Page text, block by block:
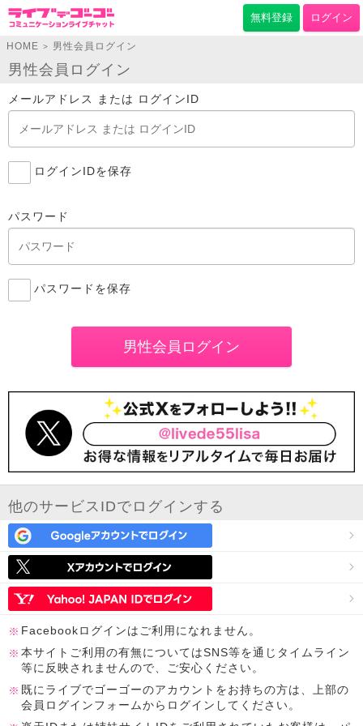
無料登録 ログイン
HOME > 男性会員ログイン
男性会員ログイン
メールアドレス または ログインID
ログインIDを保存
パスワード
パスワードを保存
他のサービスIDでログインする
Facebookログインはご利用になれません。
本サイトご利用の有無についてはSNS等を通じタイムライン
等に反映されませんので、ご安心ください。
既にライブでゴーゴーのアカウントをお持ちの方は、上部の
会員ログインフォームからログインしてください。